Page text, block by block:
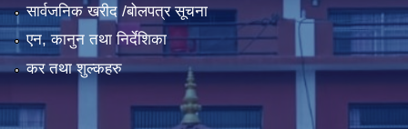
सार्वजनिक खरीद /बोलपत्र सूचना
एन, कानुन तथा निर्देशिका
कर तथा शुल्कहरु